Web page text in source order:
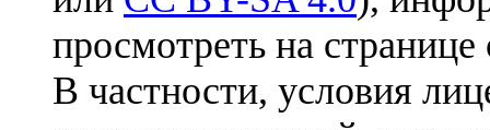
просмотреть на
В частности, условия